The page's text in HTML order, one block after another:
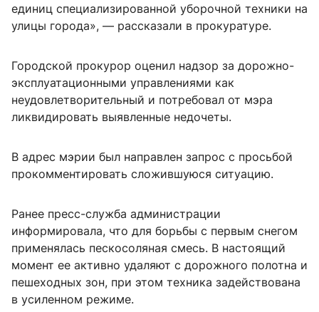
единиц специализированной уборочной техники на
улицы города», — рассказали в прокуратуре.
Городской прокурор оценил надзор за дорожно-
эксплуатационными управлениями как
неудовлетворительный и потребовал от мэра
ликвидировать выявленные недочеты.
В адрес мэрии был направлен запрос с просьбой
прокомментировать сложившуюся ситуацию.
Ранее пресс-служба администрации
информировала, что для борьбы с первым снегом
применялась пескосоляная смесь. В настоящий
момент ее активно удаляют с дорожного полотна и
пешеходных зон, при этом техника задействована
в усиленном режиме.